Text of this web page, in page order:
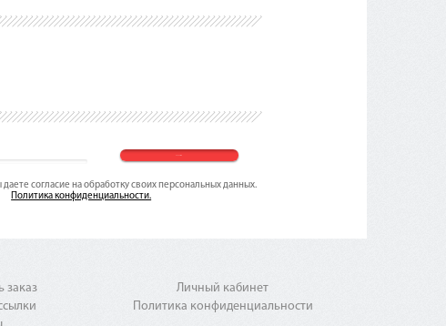
даете согласие на обработку своих персональных данных.
Политика конфиденциальности.
заказ
Личный кабинет
Политика конфиденциальности